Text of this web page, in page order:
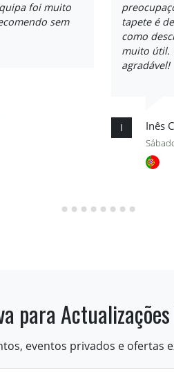
foi muito
sem
tapete é
como
muito útil.
agradável!
I Inês
para
eventos privados e ofertas